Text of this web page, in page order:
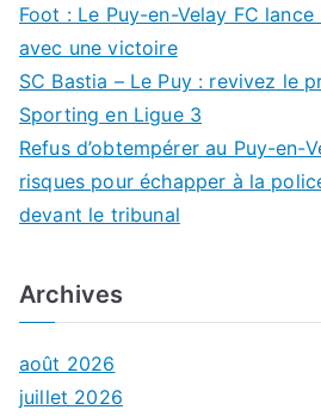
Foot : Le Puy-en-Velay FC
avec une victoire
SC Bastia – Le Puy : revivez le
Sporting en Ligue 3
Refus d’obtempérer au Puy-en-
risques pour échapper à la
devant le tribunal
Archives
août 2026
juillet 2026